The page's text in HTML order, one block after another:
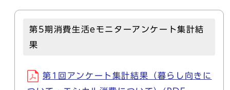
第5期消費生活eモニターアンケート集計結
果
第1回アンケート集計結果（暮らし向きに